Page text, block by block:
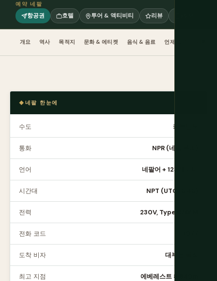
예약 네팔
항공권 호텔 투어 & 액티비티 리뷰
개요 역사 목적지 문화 & 에티켓 음식 & 음료 언제 갈까
네팔 한눈에
수도 카트만두
통화 NPR (네팔 루피)
언어 네팔어 + 123개 기타
시간대 NPT (UTC+5:45)
전력 230V, Type C/D/M
전화 코드
도착 비자 대부분 국적
최고 지점 에베레스트 8,849m